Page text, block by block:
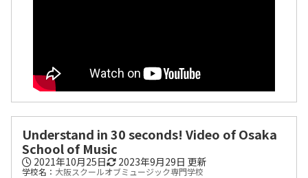
Understand in 30 seconds! Video of Osaka
School of Music
2021年10月25日 2023年9月29日 更新
学校名： 大阪スクールオブミュージック専門学校